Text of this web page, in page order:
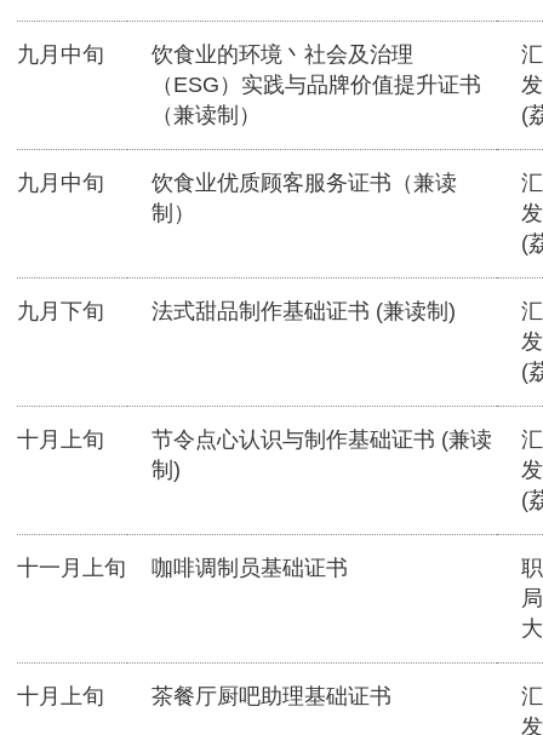
九月中旬
饮食业的环境丶社会及治理
（ESG）实践与品牌价值提升证书
（兼读制）
(
九月中旬
饮食业优质顾客服务证书（兼读
制）
(
九月下旬 法式甜品制作基础证书 (兼读制)
(
十月上旬
节令点心认识与制作基础证书 (兼读
制)
(
十一月上旬 咖啡调制员基础证书
十月上旬 茶餐厅厨吧助理基础证书